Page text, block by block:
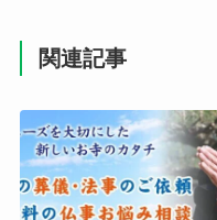
関連記事